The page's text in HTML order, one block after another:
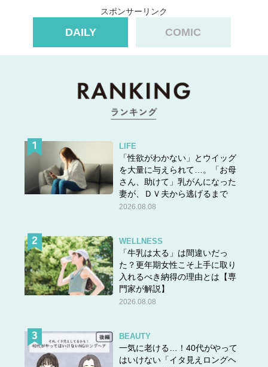
スポンサーリンク
DAILY COMIC
LIFE
「性欲がわかない」とウイッグ
を大量に与えられて…。「お母
さん、助けて」乳がんになった
妻が、ＤＶ夫から逃げるまで
2026.08.08
WELLNESS
「牛乳は太る」は間違いだっ
た？更年期女性こそ上手に取り
入れるべき納得の理由とは【専
門家が解説】
2026.08.08
BEAUTY
一気に老ける…！40代がやって
はいけない「イタ見えロングヘ